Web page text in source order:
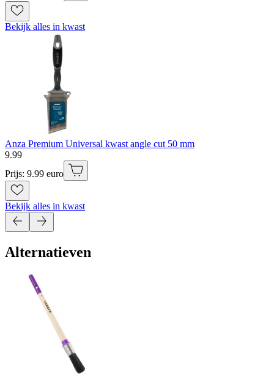
Bekijk alles in kwast
Anza Premium Universal kwast angle cut 50 mm
9.99
Prijs: 9.99 euro
Bekijk alles in kwast
Alternatieven